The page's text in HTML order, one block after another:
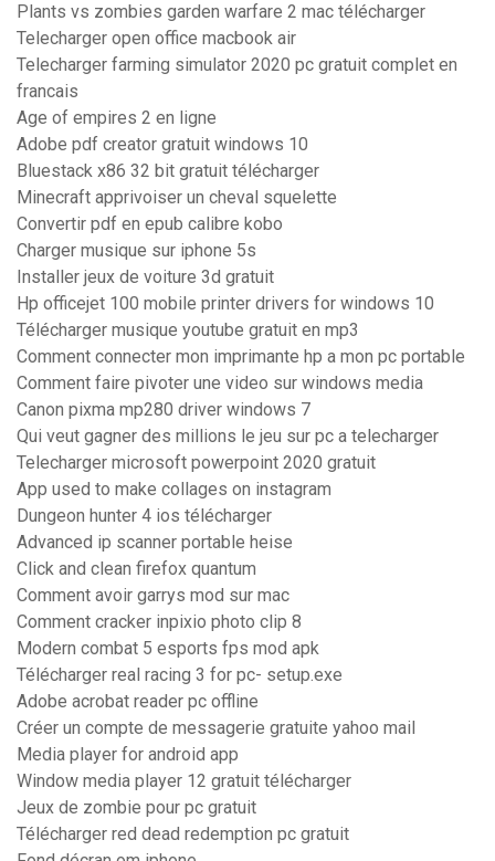
Plants vs zombies garden warfare 2 mac télécharger
Telecharger open office macbook air
Telecharger farming simulator 2020 pc gratuit complet en
francais
Age of empires 2 en ligne
Adobe pdf creator gratuit windows 10
Bluestack x86 32 bit gratuit télécharger
Minecraft apprivoiser un cheval squelette
Convertir pdf en epub calibre kobo
Charger musique sur iphone 5s
Installer jeux de voiture 3d gratuit
Hp officejet 100 mobile printer drivers for windows 10
Télécharger musique youtube gratuit en mp3
Comment connecter mon imprimante hp a mon pc portable
Comment faire pivoter une video sur windows media
Canon pixma mp280 driver windows 7
Qui veut gagner des millions le jeu sur pc a telecharger
Telecharger microsoft powerpoint 2020 gratuit
App used to make collages on instagram
Dungeon hunter 4 ios télécharger
Advanced ip scanner portable heise
Click and clean firefox quantum
Comment avoir garrys mod sur mac
Comment cracker inpixio photo clip 8
Modern combat 5 esports fps mod apk
Télécharger real racing 3 for pc- setup.exe
Adobe acrobat reader pc offline
Créer un compte de messagerie gratuite yahoo mail
Media player for android app
Window media player 12 gratuit télécharger
Jeux de zombie pour pc gratuit
Télécharger red dead redemption pc gratuit